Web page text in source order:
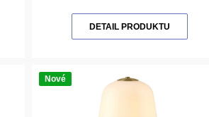
DETAIL PRODUKTU
Nové